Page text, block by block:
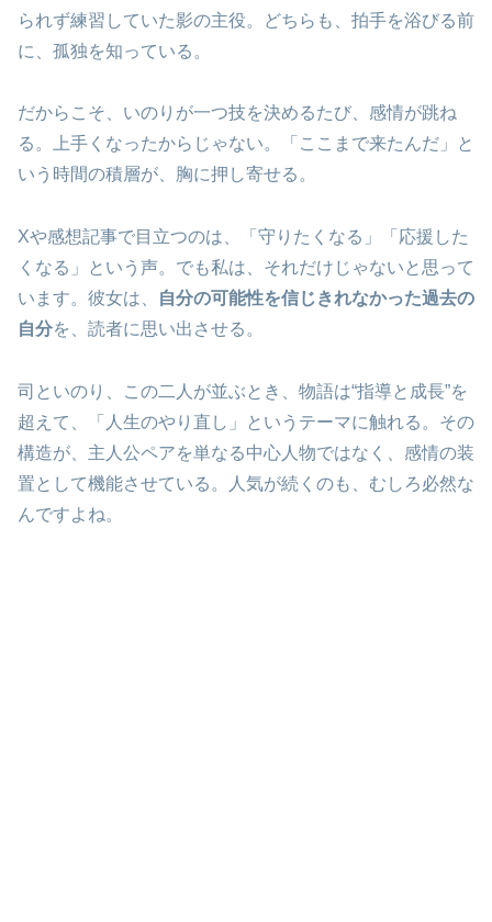
られず練習していた影の主役。どちらも、拍手を浴びる前
に、孤独を知っている。
だからこそ、いのりが一つ技を決めるたび、感情が跳ね
る。上手くなったからじゃない。「ここまで来たんだ」と
いう時間の積層が、胸に押し寄せる。
Xや感想記事で目立つのは、「守りたくなる」「応援した
くなる」という声。でも私は、それだけじゃないと思って
います。彼女は、
自分の可能性を信じきれなかった過去の
自分を、読者に思い出させる。
司といのり、この二人が並ぶとき、物語は“指導と成長”を
超えて、「人生のやり直し」というテーマに触れる。その
構造が、主人公ペアを単なる中心人物ではなく、感情の装
置として機能させている。人気が続くのも、むしろ必然な
んですよね。